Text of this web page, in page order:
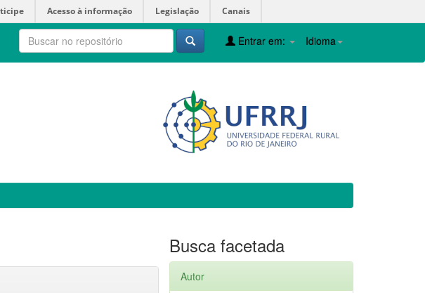
Acesso à informação Legislação Canais
Idioma
Entrar em:
Busca facetada
Autor